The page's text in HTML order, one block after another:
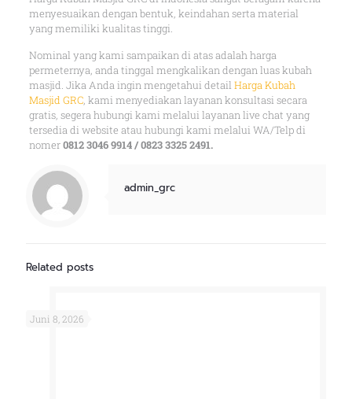
menyesuaikan dengan bentuk, keindahan serta material
yang memiliki kualitas tinggi.
Nominal yang kami sampaikan di atas adalah harga
permeternya, anda tinggal mengkalikan dengan luas kubah
masjid. Jika Anda ingin mengetahui detail Harga Kubah
Masjid GRC, kami menyediakan layanan konsultasi secara
gratis, segera hubungi kami melalui layanan live chat yang
tersedia di website atau hubungi kami melalui WA/Telp di
nomer0812 3046 9914 / 0823 3325 2491.
admin_grc
Related posts
Juni 8, 2026